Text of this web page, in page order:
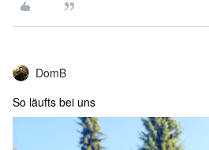
DomB
So läufts bei uns